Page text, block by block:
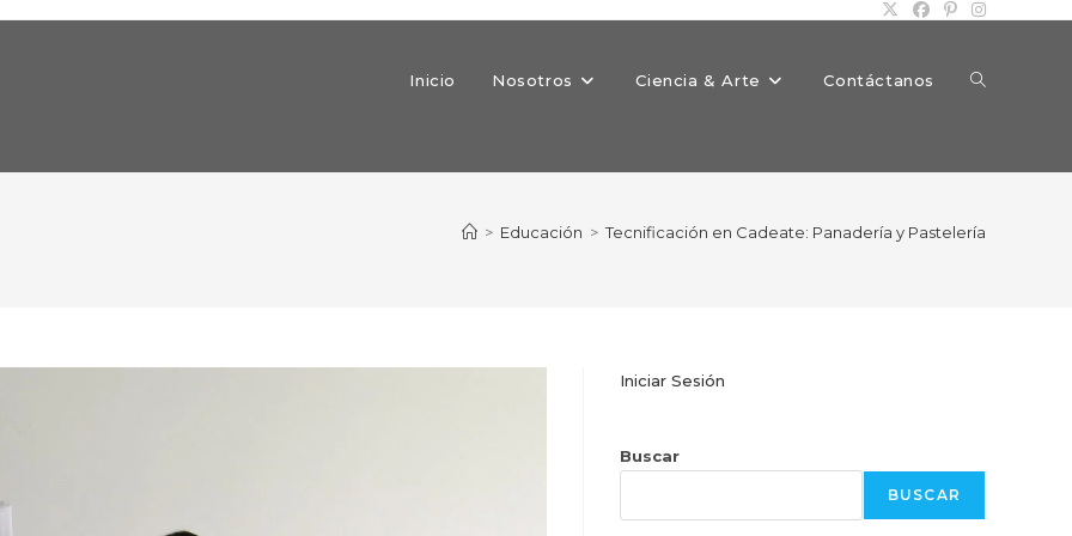
Inicio Nosotros Ciencia & Arte Contáctanos Alternar
> Educación > Tecnificación en Cadeate: Panadería y Pastelería
Iniciar Sesión
Buscar
BUSCAR